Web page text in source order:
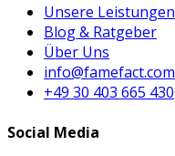
Unsere Leistungen
Blog & Ratgeber
Über Uns
info@famefact.com
+49 30 403 665 430
Social Media